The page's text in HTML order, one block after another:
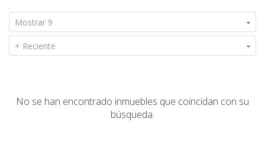
Mostrar 9
+ Reciente
No se han encontrado inmuebles que coincidan con su
búsqueda.